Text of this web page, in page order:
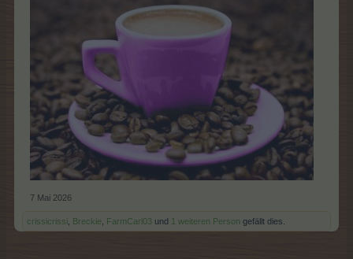
7 Mai 2026
crissicrissi Breckie FarmCarl03 und 1 weiteren Person gefällt dies.